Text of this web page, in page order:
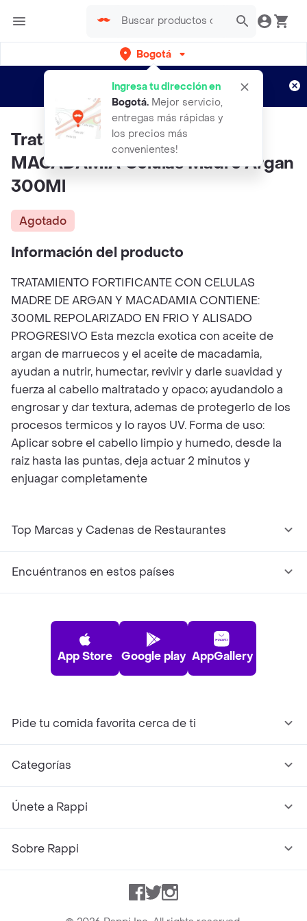
Bogotá
Ingresa tu dirección en
Bogotá. Mejor servicio,
entregas más rápidas y
los precios más
convenientes!
envíos gratis por semanas
Aplican TyC
Tratamiento Fortificante
MACADAMIA Celulas Madre Argan
300Ml
Agotado
Información del producto
TRATAMIENTO FORTIFICANTE CON CELULAS
MADRE DE ARGAN Y MACADAMIA CONTIENE:
300ML REPOLARIZADO EN FRIO Y ALISADO
PROGRESIVO Esta mezcla exotica con aceite de
argan de marruecos y el aceite de macadamia,
ayudan a nutrir, humectar, revivir y darle suavidad y
fuerza al cabello maltratado y opaco; ayudandolo a
engrosar y dar textura, ademas de protegerlo de los
procesos termicos y lo rayos UV. Forma de uso:
Aplicar sobre el cabello limpio y humedo, desde la
raiz hasta las puntas, deja actuar 2 minutos y
enjuagar completamente
Top Marcas y Cadenas de Restaurantes
Encuéntranos en estos países
App Store Google play AppGallery
Pide tu comida favorita cerca de ti
Categorías
Únete a Rappi
Sobre Rappi
Facebook
TwitterInstagram